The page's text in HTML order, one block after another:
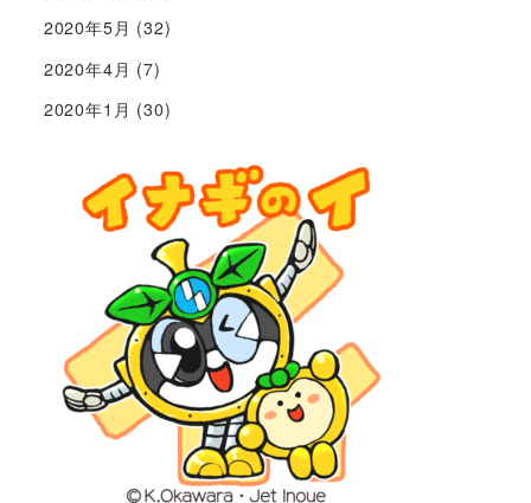
2020年5月 (32)
2020年4月 (7)
2020年1月 (30)